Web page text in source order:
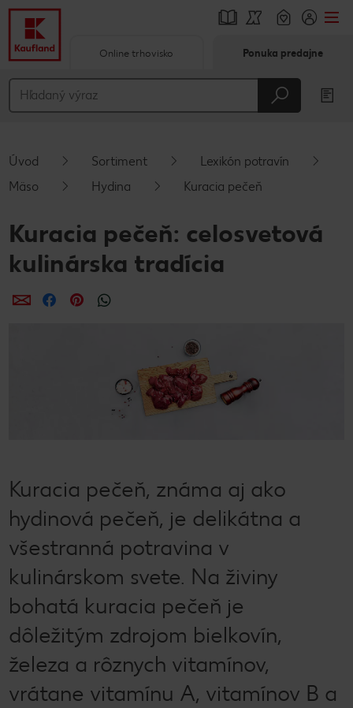
Hlavný obsah
Vyskakovací bočný panel
Online trhovisko Ponuka predajne
Úvod Sortiment
Lexikón potravín
Mäso
Hydina Kuracia pečeň
Kuracia pečeň: celosvetová
kulinárska tradícia
ZdieľaťZdieľaťZdieľať
Kuracia pečeň, známa aj ako
hydinová pečeň, je delikátna a
všestranná potravina v
kulinárskom svete. Na živiny
bohatá kuracia pečeň je
dôležitým zdrojom bielkovín,
železa a rôznych vitamínov,
vrátane vitamínu A, vitamínov B a